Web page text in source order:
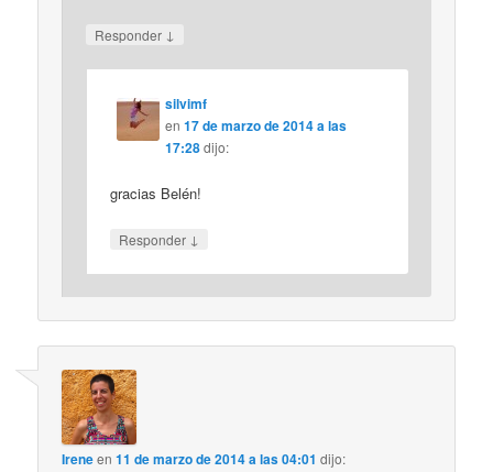
Responder ↓
silvimf
en17 de marzo de 2014 a las
17:28 dijo:
gracias Belén!
Responder ↓
Ireneen11 de marzo de 2014 a las 04:01 dijo: